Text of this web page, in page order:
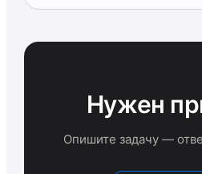
Нужен
Опишите задачу —